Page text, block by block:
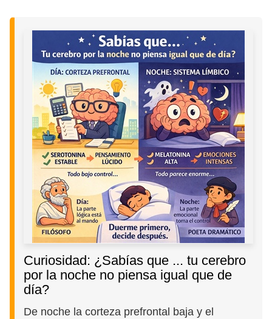
Curiosidad: ¿Sabías que ... tu cerebro
por la noche no piensa igual que de
día?
De noche la corteza prefrontal baja y el